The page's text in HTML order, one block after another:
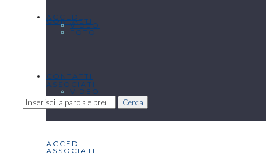
ACCEDI
CONTATTI
CONTATTI
Cerca
VIDEO
ASSOCIATI
ACCEDI
FOTO
VIDEO
ASSOCIATI